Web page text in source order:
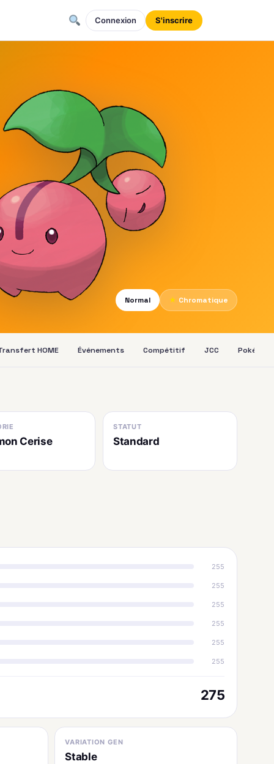
Connexion S'inscrire
Normal
★ Chromatique
HOME Événements Compétitif JCC Pokédex
Cerise
STATUT
Standard
255
255
255
255
255
255
275
VARIATION GEN
Stable